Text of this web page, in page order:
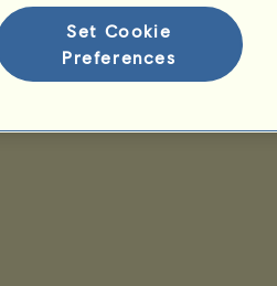
Set Cookie
Preferences